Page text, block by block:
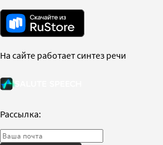
На сайте работает синтез речи
Рассылка: